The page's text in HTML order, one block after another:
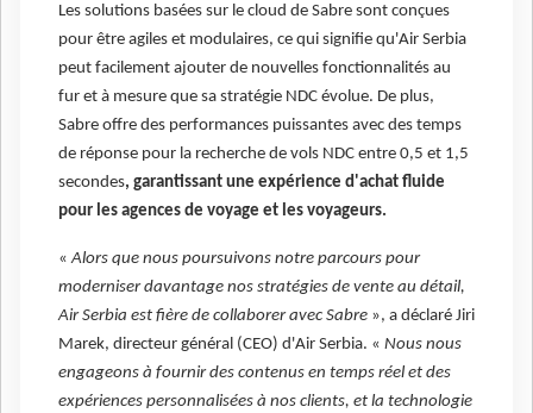
Les solutions basées sur le cloud de Sabre sont conçues
pour être agiles et modulaires, ce qui signifie qu'Air Serbia
peut facilement ajouter de nouvelles fonctionnalités au
fur et à mesure que sa stratégie NDC évolue. De plus,
Sabre offre des performances puissantes avec des temps
de réponse pour la recherche de vols NDC entre 0,5 et 1,5
secondes, garantissant une expérience d'achat fluide
pour les agences de voyage et les voyageurs.
«Alors que nous poursuivons notre parcours pour
moderniser davantage nos stratégies de vente au détail,
Air Serbia est fière de collaborer avec Sabre », a déclaré Jiri
Marek, directeur général (CEO) d'Air Serbia. « Nous nous
engageons à fournir des contenus en temps réel et des
expériences personnalisées à nos clients, et la technologie